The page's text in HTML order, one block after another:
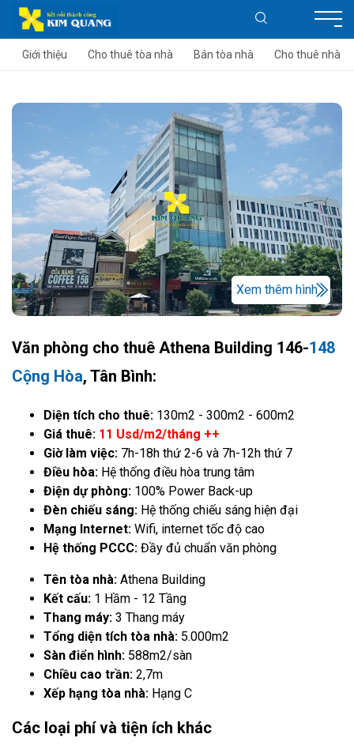
Giới thiệu Cho thuê tòa nhà Bán tòa nhà Cho thuê nhà
Xem thêm hình
Văn phòng cho thuê Athena Building 146-148
Cộng Hòa, Tân Bình:
Diện tích cho thuê: 130m2 - 300m2 - 600m2
Giá thuê: 11 Usd/m2/tháng ++
Giờ làm việc: 7h-18h thứ 2-6 và 7h-12h thứ 7
Điều hòa: Hệ thống điều hòa trung tâm
Điện dự phòng: 100% Power Back-up
Đèn chiếu sáng: Hệ thống chiếu sáng hiện đại
Mạng Internet: Wifi, internet tốc độ cao
Hệ thống PCCC: Đầy đủ chuẩn văn phòng
Tên tòa nhà: Athena Building
Kết cấu: 1 Hầm - 12 Tầng
Thang máy: 3 Thang máy
Tổng diện tích tòa nhà: 5.000m2
Sàn điển hình: 588m2/sàn
Chiều cao trần: 2,7m
Xếp hạng tòa nhà: Hạng C
Các loại phí và tiện ích khác